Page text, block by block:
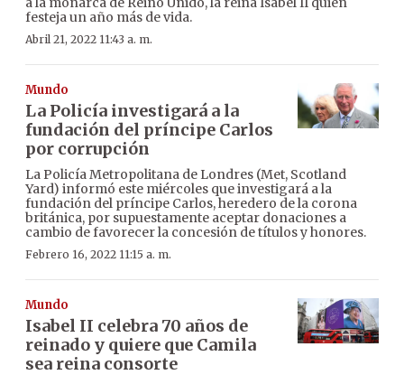
festeja un año más de vida.
Abril 21, 2022 11:43 a. m.
Mundo
La Policía investigará a la
fundación del príncipe Carlos
por corrupción
La Policía Metropolitana de Londres (Met, Scotland
Yard) informó este miércoles que investigará a la
fundación del príncipe Carlos, heredero de la corona
británica, por supuestamente aceptar donaciones a
cambio de favorecer la concesión de títulos y honores.
Febrero 16, 2022 11:15 a. m.
Mundo
Isabel II celebra 70 años de
reinado y quiere que Camila
sea reina consorte